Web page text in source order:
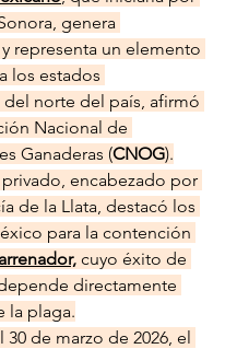
genera
representa un elemento
los estados
norte del país, afirmó
Nacional de
Ganaderas (CNOG).
encabezado por
de la Llata, destacó los
para la contención
cuyo éxito de
directamente
la plaga.
30 de marzo de 2026, el